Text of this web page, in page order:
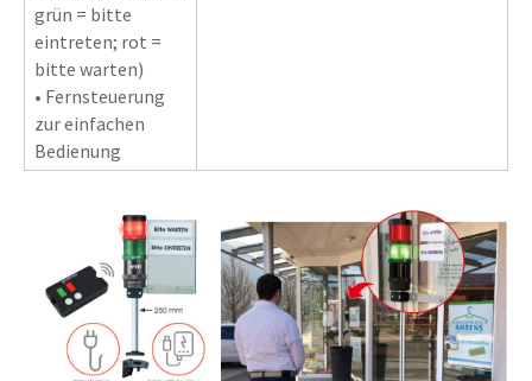
grün = bitte
eintreten; rot =
bitte warten)
• Fernsteuerung
zur einfachen
Bedienung